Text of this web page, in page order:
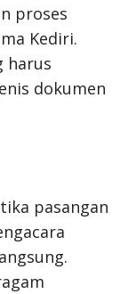
proses
Kediri.
harus
dokumen
pasangan